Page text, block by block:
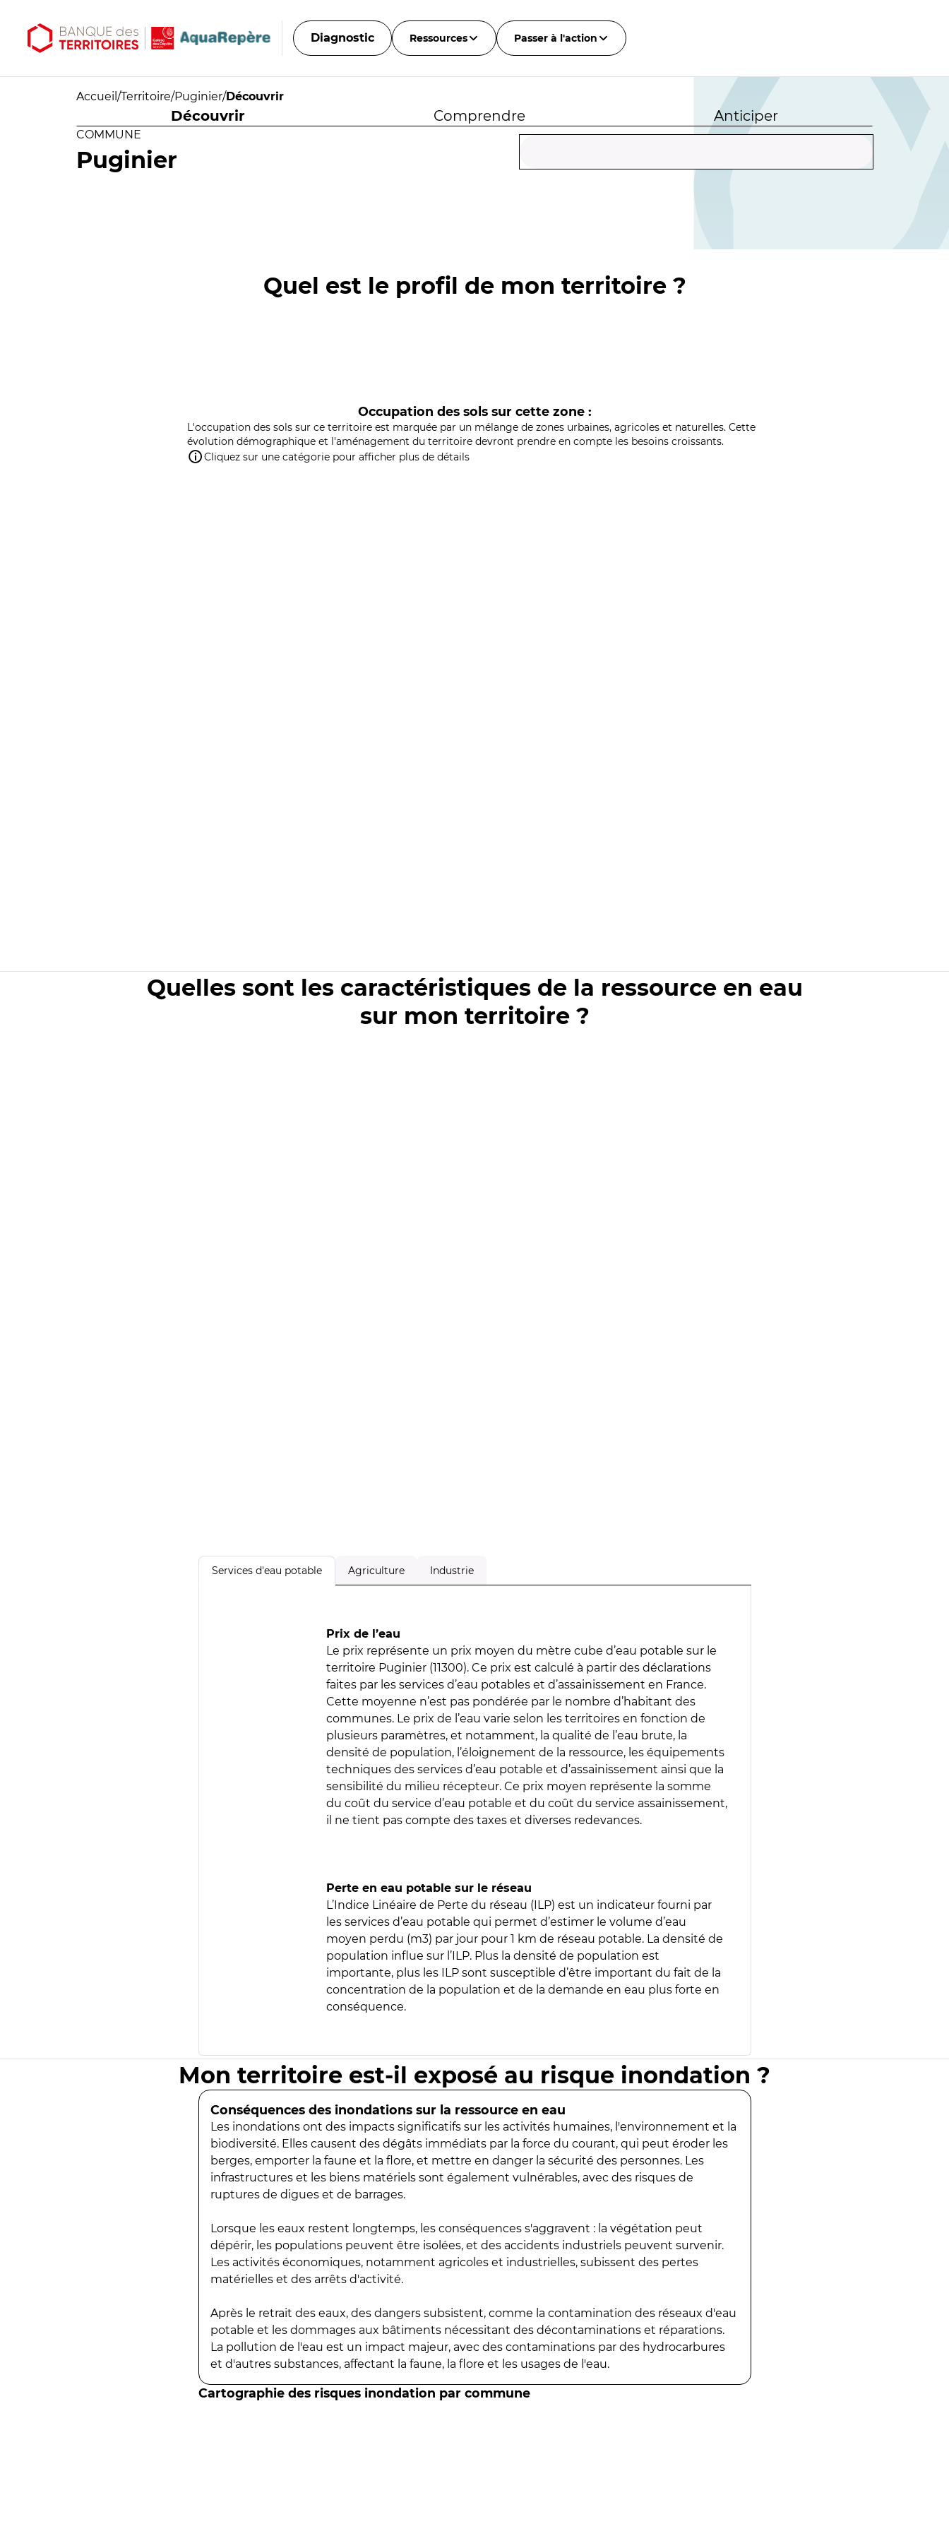
Diagnostic Ressources Passer à l'action
Accueil /Territoire/Puginier/Découvrir
Découvrir Comprendre Anticiper
COMMUNE
Puginier
Quel est le profil de mon territoire ?
Occupation des sols sur cette zone :
L'occupation des sols sur ce territoire est marquée par un mélange de zones urbaines, agricoles et naturelles. Cette
évolution démographique et l'aménagement du territoire devront prendre en compte les besoins croissants.
Cliquez sur une catégorie pour afficher plus de détails
Quelles sont les caractéristiques de la ressource en eau
sur mon territoire ?
Services d'eau potable Agriculture Industrie
Prix de l’eau
Le prix représente un prix moyen du mètre cube d’eau potable sur le
territoire Puginier (11300). Ce prix est calculé à partir des déclarations
faites par les services d’eau potables et d’assainissement en France.
Cette moyenne n’est pas pondérée par le nombre d’habitant des
communes. Le prix de l’eau varie selon les territoires en fonction de
plusieurs paramètres, et notamment, la qualité de l’eau brute, la
densité de population, l’éloignement de la ressource, les équipements
techniques des services d’eau potable et d’assainissement ainsi que la
sensibilité du milieu récepteur. Ce prix moyen représente la somme
du coût du service d’eau potable et du coût du service assainissement,
il ne tient pas compte des taxes et diverses redevances.
Perte en eau potable sur le réseau
L’Indice Linéaire de Perte du réseau (ILP) est un indicateur fourni par
les services d’eau potable qui permet d’estimer le volume d’eau
moyen perdu (m3) par jour pour 1 km de réseau potable. La densité de
population influe sur l’ILP. Plus la densité de population est
importante, plus les ILP sont susceptible d’être important du fait de la
concentration de la population et de la demande en eau plus forte en
conséquence.
Mon territoire est-il exposé au risque inondation ?
Conséquences des inondations sur la ressource en eau
Les inondations ont des impacts significatifs sur les activités humaines, l'environnement et la
biodiversité. Elles causent des dégâts immédiats par la force du courant, qui peut éroder les
berges, emporter la faune et la flore, et mettre en danger la sécurité des personnes. Les
infrastructures et les biens matériels sont également vulnérables, avec des risques de
ruptures de digues et de barrages.
Lorsque les eaux restent longtemps, les conséquences s'aggravent : la végétation peut
dépérir, les populations peuvent être isolées, et des accidents industriels peuvent survenir.
Les activités économiques, notamment agricoles et industrielles, subissent des pertes
matérielles et des arrêts d'activité.
Après le retrait des eaux, des dangers subsistent, comme la contamination des réseaux d'eau
potable et les dommages aux bâtiments nécessitant des décontaminations et réparations.
La pollution de l'eau est un impact majeur, avec des contaminations par des hydrocarbures
et d'autres substances, affectant la faune, la flore et les usages de l'eau.
Cartographie des risques inondation par commune